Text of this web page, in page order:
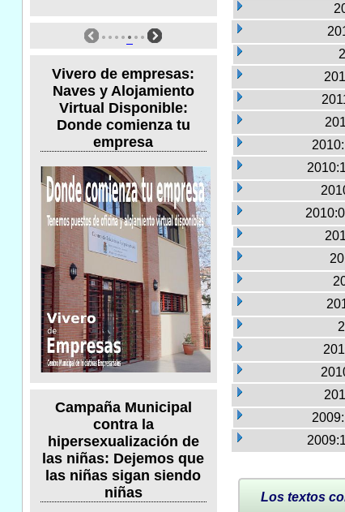
Vivero de empresas:
Naves y Alojamiento
Virtual Disponible:
Donde comienza tu
empresa
Campaña Municipal
contra la
hipersexualización de
las niñas: Dejemos que
las niñas sigan siendo
niñas
Los textos